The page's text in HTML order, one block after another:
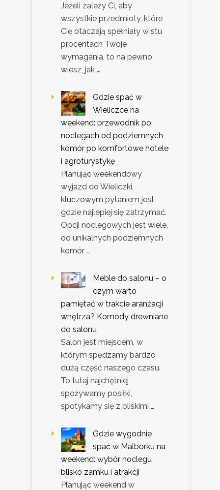
Jeżeli zależy Ci, aby
wszystkie przedmioty, które
Cię otaczają spełniały w stu
procentach Twoje
wymagania, to na pewno
wiesz, jak …
Gdzie spać w
Wieliczce na
weekend: przewodnik po
noclegach od podziemnych
komór po komfortowe hotele
i agroturystykę
Planując weekendowy
wyjazd do Wieliczki,
kluczowym pytaniem jest,
gdzie najlepiej się zatrzymać.
Opcji noclegowych jest wiele,
od unikalnych podziemnych
komór …
Meble do salonu – o
czym warto
pamiętać w trakcie aranżacji
wnętrza? Komody drewniane
do salonu
Salon jest miejscem, w
którym spędzamy bardzo
dużą część naszego czasu.
To tutaj najchętniej
spożywamy posiłki,
spotykamy się z bliskimi …
Gdzie wygodnie
spać w Malborku na
weekend: wybór noclegu
blisko zamku i atrakcji
Planując weekend w